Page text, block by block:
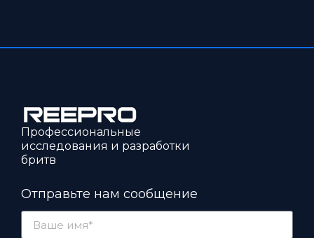
Профессиональные
исследования и разработки
бритв
Отправьте нам сообщение